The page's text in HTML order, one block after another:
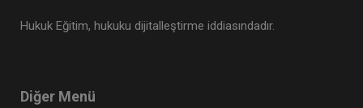
Hukuk Eğitim, hukuku dijitalleştirme iddiasındadır.
Diğer Menü